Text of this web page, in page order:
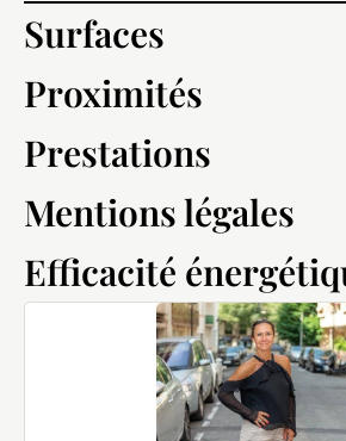
Surfaces
Proximités
Prestations
Mentions légales
Efficacité